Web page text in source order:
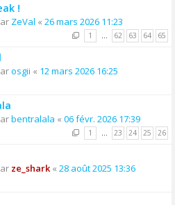
!
ZeVal « 26 mars 2026 11:23
1 … 62 63 64 65
osgii « 12 mars 2026 16:25
bentralala « 06 févr. 2026 17:39
1 … 23 24 25 26
ze_shark« 28 août 2025 13:36